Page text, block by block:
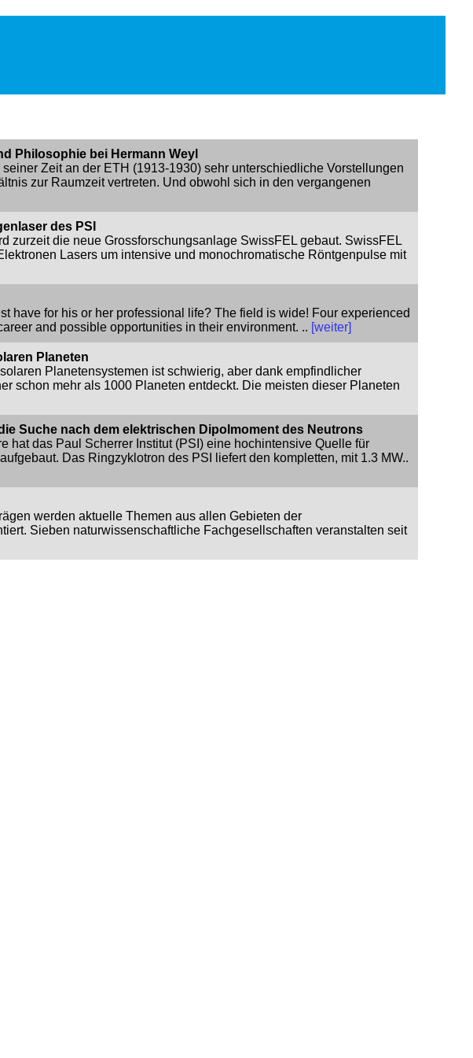
Philosophie bei Hermann Weyl
Zeit an der ETH (1913-1930) sehr unterschiedliche Vorstellungen
zur Raumzeit vertreten. Und obwohl sich in den vergangenen
des PSI
zurzeit die neue Grossforschungsanlage SwissFEL gebaut. SwissFEL
Lasers um intensive und monochromatische Röntgenpulse mit
have for his or her professional life? The field is wide! Four experienced
and possible opportunities in their environment. .. [weiter]
Planeten
Planetensystemen ist schwierig, aber dank empfindlicher
schon mehr als 1000 Planeten entdeckt. Die meisten dieser Planeten
Suche nach dem elektrischen Dipolmoment des Neutrons
hat das Paul Scherrer Institut (PSI) eine hochintensive Quelle für
Das Ringzyklotron des PSI liefert den kompletten, mit 1.3 MW..
werden aktuelle Themen aus allen Gebieten der
Sieben naturwissenschaftliche Fachgesellschaften veranstalten seit